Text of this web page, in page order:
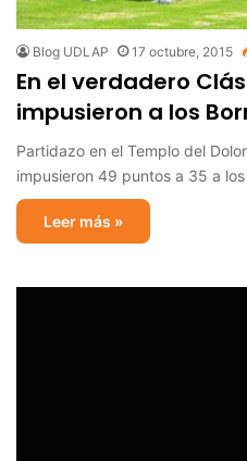
Blog UDLAP 17 octubre, 2015
En el verdadero
impusieron a los
Partidazo en el Templo del
impusieron 49 puntos a 35 a
Leer más »